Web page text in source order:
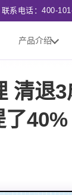
系电话：400-
产品介绍
清退
了40%